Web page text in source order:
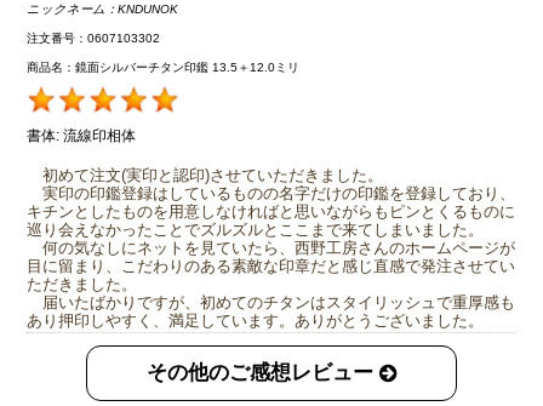
ニックネーム：KNDUNOK
注文番号：0607103302
商品名：鏡面シルバーチタン印鑑 13.5＋12.0ミリ
書体: 流線印相体
初めて注文(実印と認印)させていただきました。
実印の印鑑登録はしているものの名字だけの印鑑を登録しており、
キチンとしたものを用意しなければと思いながらもピンとくるものに
巡り会えなかったことでズルズルとここまで来てしまいました。
何の気なしにネットを見ていたら、西野工房さんのホームページが
目に留まり、こだわりのある素敵な印章だと感じ直感で発注させてい
ただきました。
届いたばかりですが、初めてのチタンはスタイリッシュで重厚感も
あり押印しやすく、満足しています。ありがとうございました。
その他のご感想レビュー